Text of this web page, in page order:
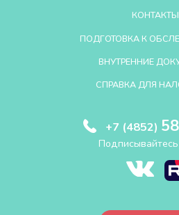
КОНТАКТЫ
ПОДГОТОВКА К
ВНУТРЕННИЕ
СПРАВКА ДЛЯ
+7 (4852)